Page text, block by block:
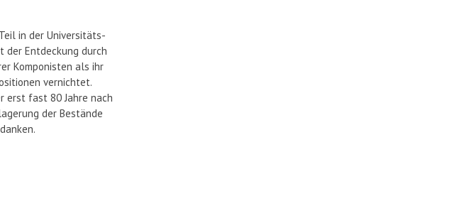
in der Universitäts-
der Entdeckung durch
Komponisten als ihr
vernichtet.
erst fast 80 Jahre nach
der Bestände